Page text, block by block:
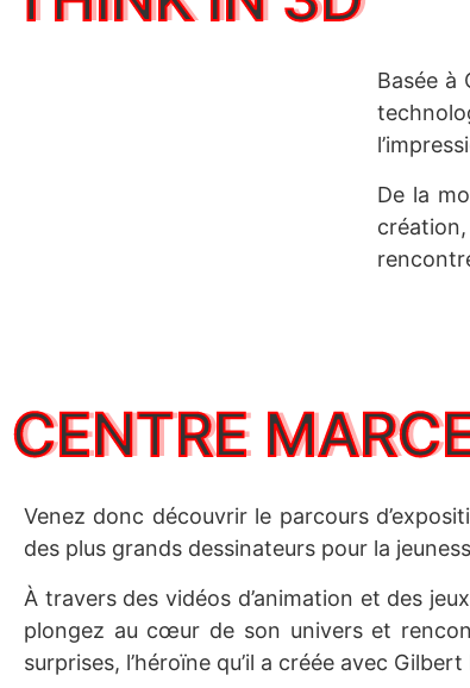
Basée à
De la
CENTRE
Venez donc découvrir le parcours
des plus grands dessinateurs pour la
À travers des vidéos d’animation et des
plongez au cœur de son univers et
surprises, l’héroïne qu’il a créée avec